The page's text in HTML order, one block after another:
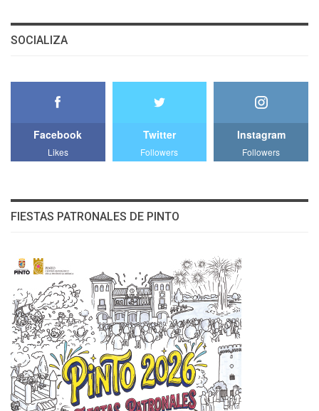
SOCIALIZA
Facebook
Likes
Twitter
Followers
Instagram
Followers
FIESTAS PATRONALES DE PINTO